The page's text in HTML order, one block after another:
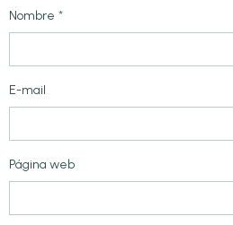
Nombre
E-mail
Página web